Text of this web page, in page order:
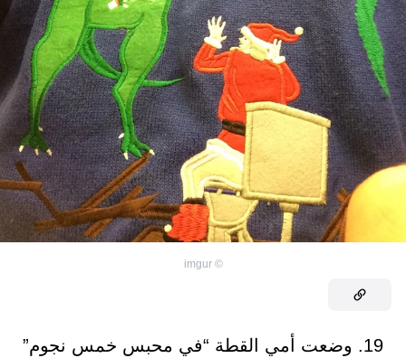
©
imgur
19. وضعت أمي القطة “في محبس خمس نجوم”